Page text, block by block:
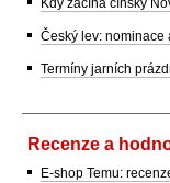
Český lev: nominace
Termíny jarních
Recenze a
E-shop Temu: